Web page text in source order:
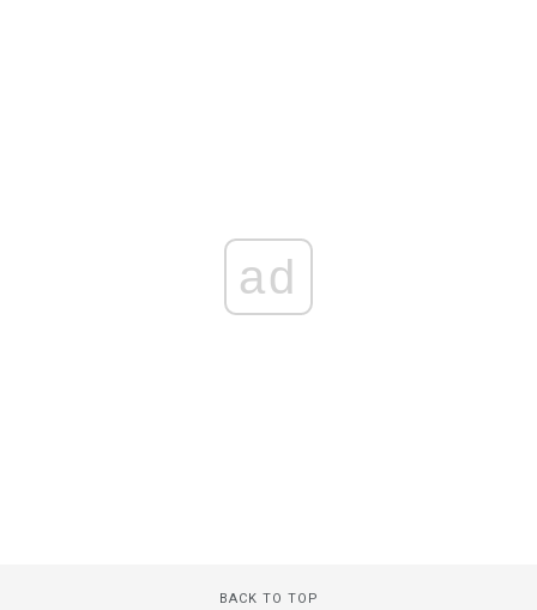
ad
BACK TO TOP